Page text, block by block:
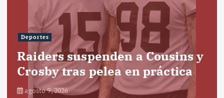
Deportes
Raiders suspenden a Cousins y
Crosby tras pelea en práctica
agosto 9, 2026